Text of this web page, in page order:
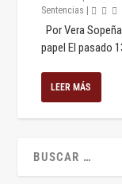
Sentencias
Por Vera
papel El pasado
LEER MÁS